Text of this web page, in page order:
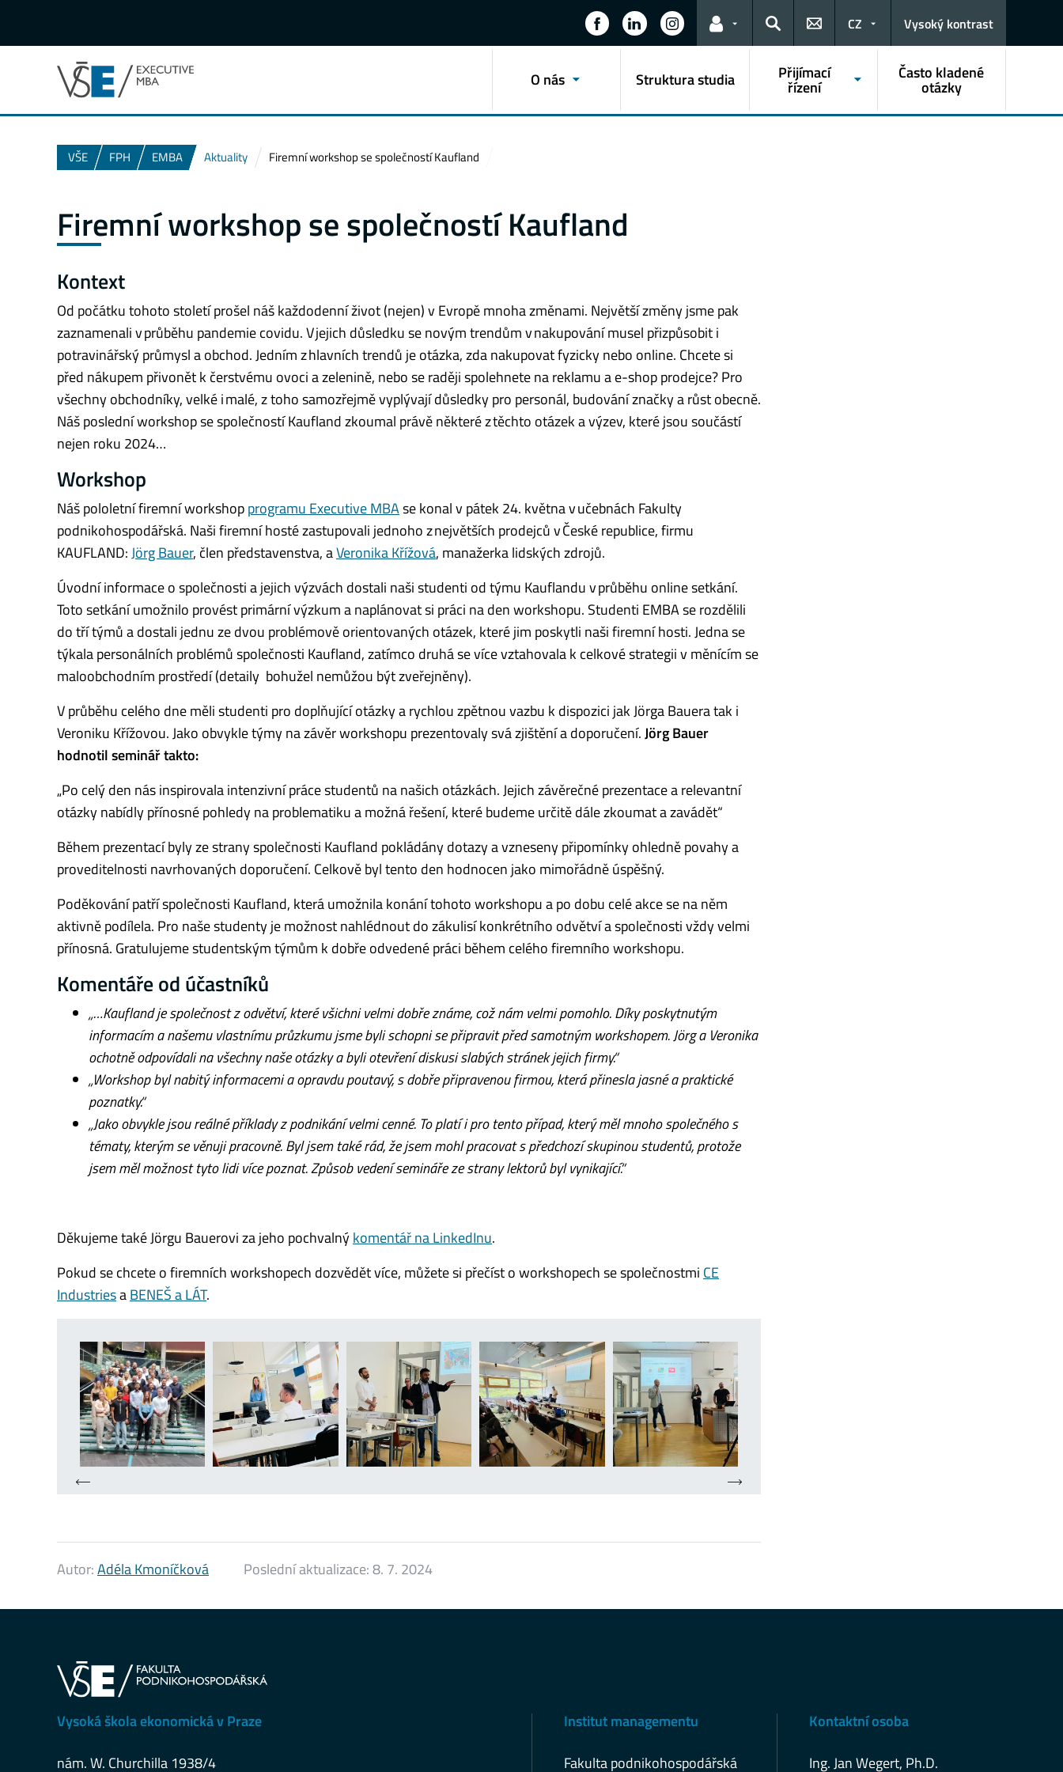
Odkazy pro uživatele
Hledat
CZ Vysoký kontrast
O nás Struktura studia Přijímací
řízení
Často kladené
otázky
VŠE FPH EMBA Aktuality Firemní workshop se společností Kaufland
Firemní workshop se společností Kaufland
Kontext
Od počátku tohoto století prošel náš každodenní život (nejen) v Evropě mnoha změnami. Největší změny jsme pak
zaznamenali v průběhu pandemie covidu. V jejich důsledku se novým trendům v nakupování musel přizpůsobit i
potravinářský průmysl a obchod. Jedním z hlavních trendů je otázka, zda nakupovat fyzicky nebo online. Chcete si
před nákupem přivonět k čerstvému ovoci a zelenině, nebo se raději spolehnete na reklamu a e-shop prodejce? Pro
všechny obchodníky, velké i malé, z toho samozřejmě vyplývají důsledky pro personál, budování značky a růst obecně.
Náš poslední workshop se společností Kaufland zkoumal právě některé z těchto otázek a výzev, které jsou součástí
nejen roku 2024…
Workshop
Náš pololetní firemní workshopprogramu Executive MBAse konal v pátek 24. května v učebnách Fakulty
podnikohospodářská. Naši firemní hosté zastupovali jednoho z největších prodejců v České republice, firmu
KAUFLAND:Jörg Bauer, člen představenstva, aVeronika Křížová, manažerka lidských zdrojů.
Úvodní informace o společnosti a jejich výzvách dostali naši studenti od týmu Kauflandu v průběhu online setkání.
Toto setkání umožnilo provést primární výzkum a naplánovat si práci na den workshopu. Studenti EMBA se rozdělili
do tří týmů a dostali jednu ze dvou problémově orientovaných otázek, které jim poskytli naši firemní hosti. Jedna se
týkala personálních problémů společnosti Kaufland, zatímco druhá se více vztahovala k celkové strategii v měnícím se
maloobchodním prostředí (detaily bohužel nemůžou být zveřejněny).
V průběhu celého dne měli studenti pro doplňující otázky a rychlou zpětnou vazbu k dispozici jak Jörga Bauera tak i
Veroniku Křížovou. Jako obvykle týmy na závěr workshopu prezentovaly svá zjištění a doporučení.Jörg Bauer
hodnotil seminář takto:
„Po celý den nás inspirovala intenzivní práce studentů na našich otázkách. Jejich závěrečné prezentace a relevantní
otázky nabídly přínosné pohledy na problematiku a možná řešení, které budeme určitě dále zkoumat a zavádět“
Během prezentací byly ze strany společnosti Kaufland pokládány dotazy a vzneseny připomínky ohledně povahy a
proveditelnosti navrhovaných doporučení. Celkově byl tento den hodnocen jako mimořádně úspěšný.
Poděkování patří společnosti Kaufland, která umožnila konání tohoto workshopu a po dobu celé akce se na něm
aktivně podílela. Pro naše studenty je možnost nahlédnout do zákulisí konkrétního odvětví a společnosti vždy velmi
přínosná. Gratulujeme studentským týmům k dobře odvedené práci během celého firemního workshopu.
Komentáře od účastníků
„…Kaufland je společnost z odvětví, které všichni velmi dobře známe, což nám velmi pomohlo. Díky poskytnutým
informacím a našemu vlastnímu průzkumu jsme byli schopni se připravit před samotným workshopem. Jörg a Veronika
ochotně odpovídali na všechny naše otázky a byli otevření diskusi slabých stránek jejich firmy.“
„Workshop byl nabitý informacemi a opravdu poutavý, s dobře připravenou firmou, která přinesla jasné a praktické
poznatky.“
„Jako obvykle jsou reálné příklady z podnikání velmi cenné. To platí i pro tento případ, který měl mnoho společného s
tématy, kterým se věnuji pracovně. Byl jsem také rád, že jsem mohl pracovat s předchozí skupinou studentů, protože
jsem měl možnost tyto lidi více poznat. Způsob vedení semináře ze strany lektorů byl vynikající.“
Děkujeme také Jörgu Bauerovi za jeho pochvalnýkomentář na LinkedInu.
Pokud se chcete o firemních workshopech dozvědět více, můžete si přečíst o workshopech se společnostmi CE
IndustriesaBENEŠ a LÁT.
Autor:Adéla Kmoníčková Poslední aktualizace:8. 7. 2024
Vysoká škola ekonomická v Praze
nám. W. Churchilla 1938/4
Institut managementu
Fakulta podnikohospodářská
Kontaktní osoba
Ing. Jan Wegert, Ph.D.